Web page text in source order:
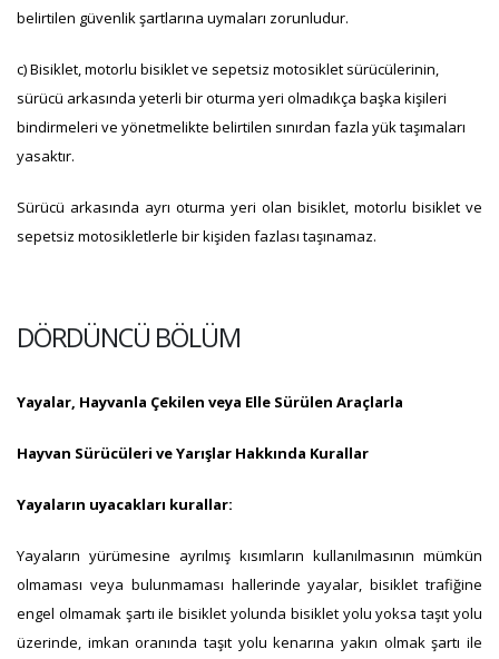
belirtilen güvenlik şartlarına uymaları zorunludur.
c) Bisiklet, motorlu bisiklet ve sepetsiz motosiklet sürücülerinin,
sürücü arkasında yeterli bir oturma yeri olmadıkça başka kişileri
bindirmeleri ve yönetmelikte belirtilen sınırdan fazla yük taşımaları
yasaktır.
Sürücü arkasında ayrı oturma yeri olan bisiklet, motorlu bisiklet ve
sepetsiz motosikletlerle bir kişiden fazlası taşınamaz.
DÖRDÜNCÜ BÖLÜM
Yayalar, Hayvanla Çekilen veya Elle Sürülen Araçlarla
Hayvan Sürücüleri ve Yarışlar Hakkında Kurallar
Yayaların uyacakları kurallar:
Yayaların yürümesine ayrılmış kısımların kullanılmasının mümkün
olmaması veya bulunmaması hallerinde yayalar, bisiklet trafiğine
engel olmamak şartı ile bisiklet yolunda bisiklet yolu yoksa taşıt yolu
üzerinde, imkan oranında taşıt yolu kenarına yakın olmak şartı ile